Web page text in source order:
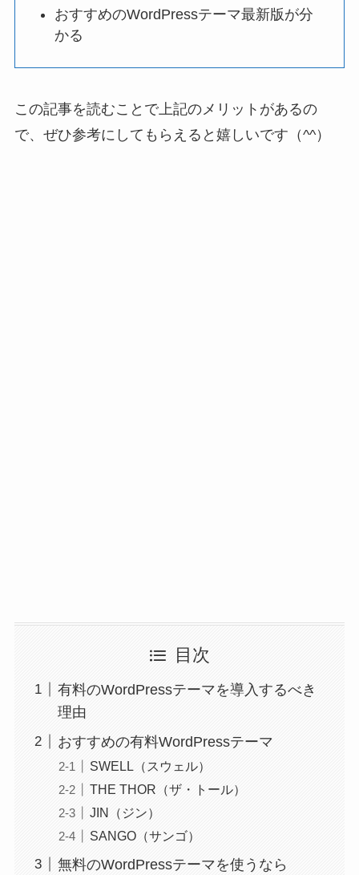
おすすめのWordPressテーマ最新版が分
かる
この記事を読むことで上記のメリットがあるの
で、ぜひ参考にしてもらえると嬉しいです（^^）
目次
有料のWordPressテーマを導入するべき
理由
おすすめの有料WordPressテーマ
SWELL（スウェル）
THE THOR（ザ・トール）
JIN（ジン）
SANGO（サンゴ）
無料のWordPressテーマを使うなら